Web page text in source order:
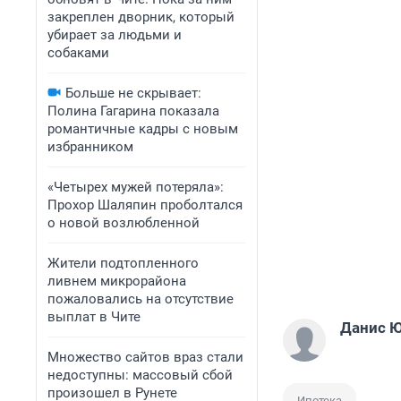
закреплен дворник, который
убирает за людьми и
собаками
Больше не скрывает:
Полина Гагарина показала
романтичные кадры с новым
избранником
«Четырех мужей потеряла»:
Прохор Шаляпин проболтался
о новой возлюбленной
Жители подтопленного
ливнем микрорайона
пожаловались на отсутствие
выплат в Чите
Множество сайтов враз стали
недоступны: массовый сбой
произошел в Рунете
Данис